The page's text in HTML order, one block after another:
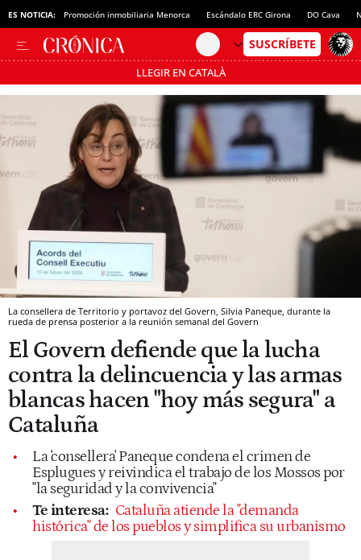
ES NOTICIA: Promoción inmobiliaria Menorca Escándalo ERC Girona DO Cava
LLEGIR EN CATALÀ
Pásate al MODO AHORRO
La consellera de Territorio y portavoz del Govern, Silvia Paneque, durante la
rueda de prensa posterior a la reunión semanal del Govern
El Govern defiende que la lucha
contra la delincuencia y las armas
blancas hacen "hoy más segura" a
Cataluña
La 'consellera' Paneque condena el crimen de
Esplugues y reivindica el trabajo de los Mossos por
"la seguridad y la convivencia"
Te interesa: Cataluña atiende la "demanda
histórica" de los pueblos y simplifica su urbanismo